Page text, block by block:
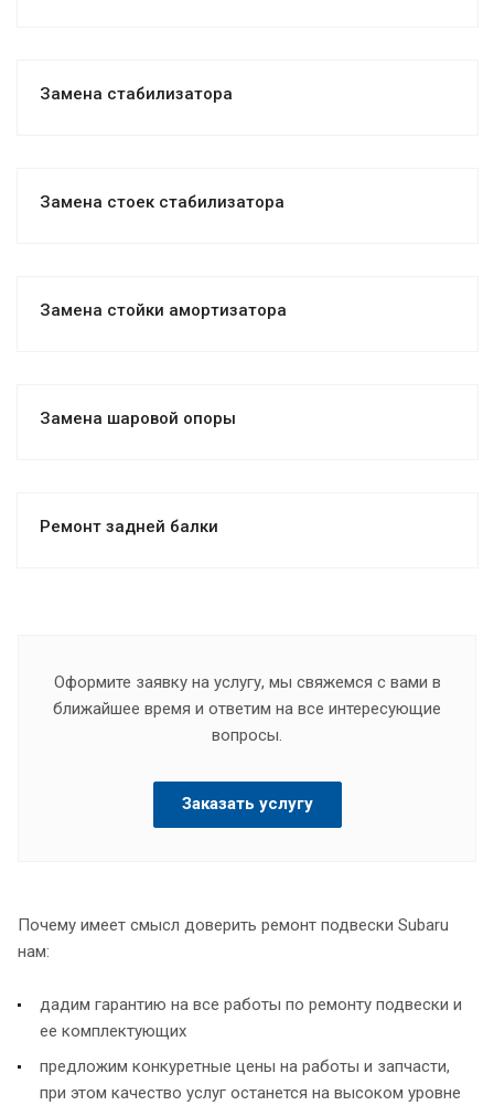
Замена стабилизатора
Замена стоек стабилизатора
Замена стойки амортизатора
Замена шаровой опоры
Ремонт задней балки
Оформите заявку на услугу, мы свяжемся с вами в
ближайшее время и ответим на все интересующие
вопросы.
Заказать услугу
Почему имеет смысл доверить ремонт подвески Subaru
нам:
дадим гарантию на все работы по ремонту подвески и
ее комплектующих
предложим конкуретные цены на работы и запчасти,
при этом качество услуг останется на высоком уровне